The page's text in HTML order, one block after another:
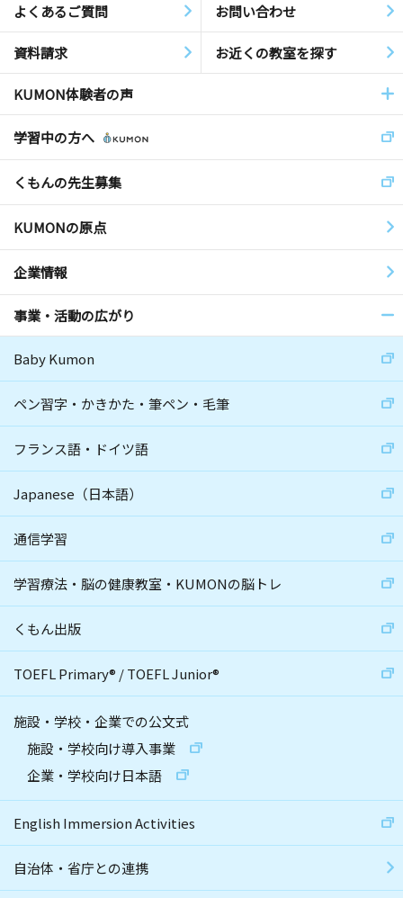
よくあるご質問 お問い合わせ
資料請求 お近くの教室を探す
KUMON体験者の声
学習中の方へ
くもんの先生募集
KUMONの原点
企業情報
事業・活動の広がり
Baby Kumon
ペン習字・かきかた・筆ペン・毛筆
フランス語・ドイツ語
Japanese（日本語）
通信学習
学習療法・脳の健康教室・KUMONの脳トレ
くもん出版
TOEFL Primary® /TOEFL Junior®
施設・学校・企業での公文式
施設・学校向け導入事業
企業・学校向け日本語
English Immersion Activities
自治体・省庁との連携